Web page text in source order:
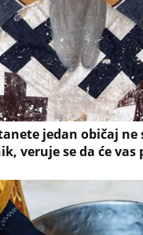
jedan običaj
veruje se da će